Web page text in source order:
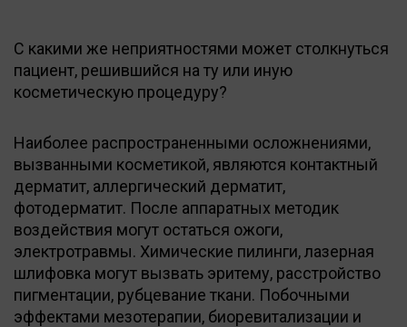
С какими же неприятностями может столкнуться
пациент, решившийся на ту или иную
косметическую процедуру?
Наиболее распространенными осложнениями,
вызванными косметикой, являются контактный
дерматит, аллергический дерматит,
фотодерматит. После аппаратных методик
воздействия могут остаться ожоги,
электротравмы. Химические пилинги, лазерная
шлифовка могут вызвать эритему, расстройство
пигментации, рубцевание ткани. Побочными
эффектами мезотерапии, биоревитализации и